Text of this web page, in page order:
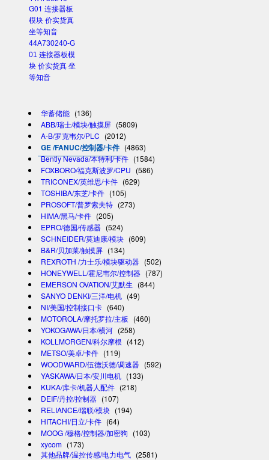
44A730240-G
01 连接器板模
块 价实货真 坐
等知音
华蓄储能 (136)
ABB/瑞士/模块/触摸屏 (5809)
A-B/罗克韦尔/PLC (2012)
GE /FANUC/控制器/卡件 (4863)
Bently Nevada/本特利/卡件 (1584)
FOXBORO/福克斯波罗/CPU (586)
TRICONEX/英维思/卡件 (629)
TOSHIBA/东芝/卡件 (105)
PROSOFT/普罗索夫特 (273)
HIMA/黑马/卡件 (205)
EPRO/德国/传感器 (524)
SCHNEIDER/莫迪康/模块 (609)
B&R/贝加莱/触摸屏 (134)
REXROTH /力士乐/模块驱动器 (502)
HONEYWELL/霍尼韦尔/控制器 (787)
EMERSON OVATION/艾默生 (844)
SANYO DENKI/三洋/电机 (49)
NI/美国/控制接口卡 (640)
MOTOROLA/摩托罗拉/主板 (460)
YOKOGAWA/日本/横河 (258)
KOLLMORGEN/科尔摩根 (412)
METSO/美卓/卡件 (119)
WOODWARD/伍德沃德/调速器 (592)
YASKAWA/日本/安川电机 (133)
KUKA/库卡/机器人配件 (218)
DEIF/丹控/控制器 (107)
RELIANCE/瑞联/模块 (194)
HITACHI/日立/卡件 (64)
MOOG /穆格/控制器/加密狗 (103)
xycom (173)
其他品牌/温控传感/电力电气 (2581)